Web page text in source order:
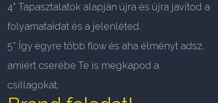
4* Tapasztalatok alapján újra és újra javítod a
folyamataidat és a jelenléted.
5* Így egyre több flow és aha élményt adsz,
amiért cserébe Te is megkapod a
csillagokat.